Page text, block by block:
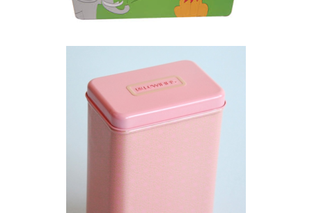
Metalinė dėžutė